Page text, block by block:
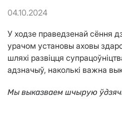
04.10.2024
У ходзе праведзенай сёння
урачом установы аховы
шляхі развіцця
адзначыў, наколькі важна
Мы выказваем шчырую